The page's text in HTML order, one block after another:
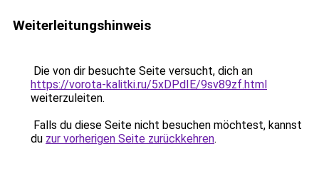
Weiterleitungshinweis
Die von dir besuchte Seite versucht, dich an
https://vorota-kalitki.ru/5xDPdIE/9sv89zf.html
weiterzuleiten.
Falls du diese Seite nicht besuchen möchtest, kannst
du zur vorherigen Seite zurückkehren.